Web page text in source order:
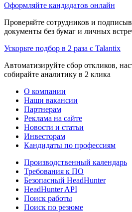
Оформляйте кандидатов онлайн
Проверяйте сотрудников и
документы без бумаг и личных
Ускорьте подбор в 2 раза с Talantix
Автоматизируйте сбор откликов,
собирайте аналитику в 2 клика
О компании
Наши вакансии
Партнерам
Реклама на сайте
Новости и статьи
Инвесторам
Кандидаты по профессиям
Производственный календарь
Требования к ПО
Безопасный HeadHunter
HeadHunter API
Поиск работы
Поиск по резюме